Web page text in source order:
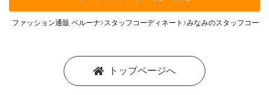
ファッション通販 ベルーナ スタッフコーディネート みなみのスタッフコーデ
トップページへ